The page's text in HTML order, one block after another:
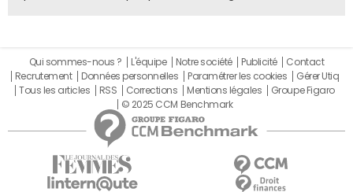
Qui sommes-nous ? L'équipe Notre société Publicité
Contact
Recrutement
Données personnelles Paramétrer les cookies
Gérer Utiq
Tous les articles
RSS Corrections Mentions légales
Groupe Figaro
© 2025 CCM Benchmark